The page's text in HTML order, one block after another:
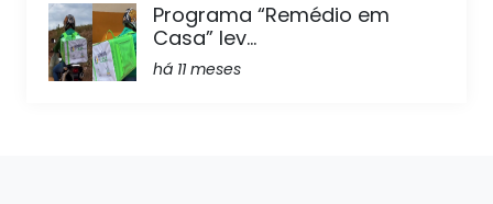
Programa “Remédio em
Casa” lev...
há 11 meses